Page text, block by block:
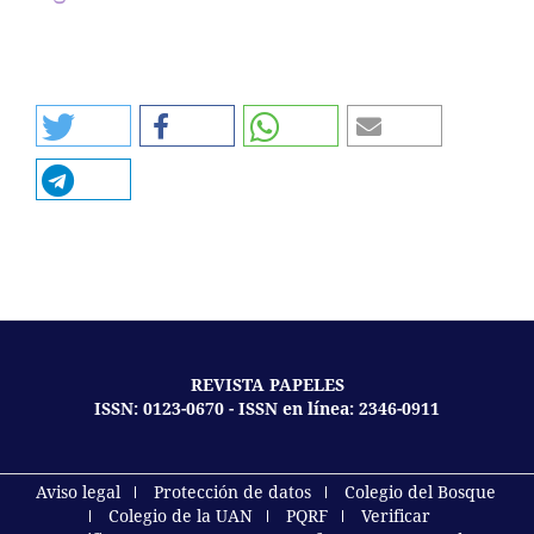
REVISTA PAPELES
ISSN: 0123-0670 - ISSN en línea: 2346-0911
Aviso legal Protección de datos
Colegio del Bosque
Colegio de la UAN
PQRF
Verificar